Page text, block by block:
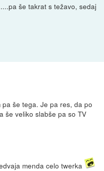
še takrat s težavo, sedaj
še tega. Je pa res, da po
še veliko slabše pa so TV
menda celo twerka